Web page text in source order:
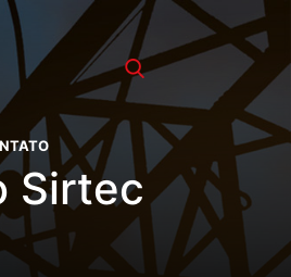
Sirtec